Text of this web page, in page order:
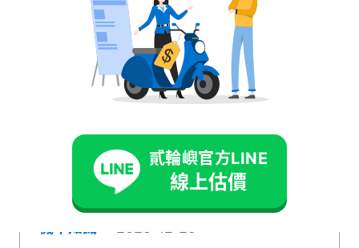
貳輪嶼官方LINE
線上估價